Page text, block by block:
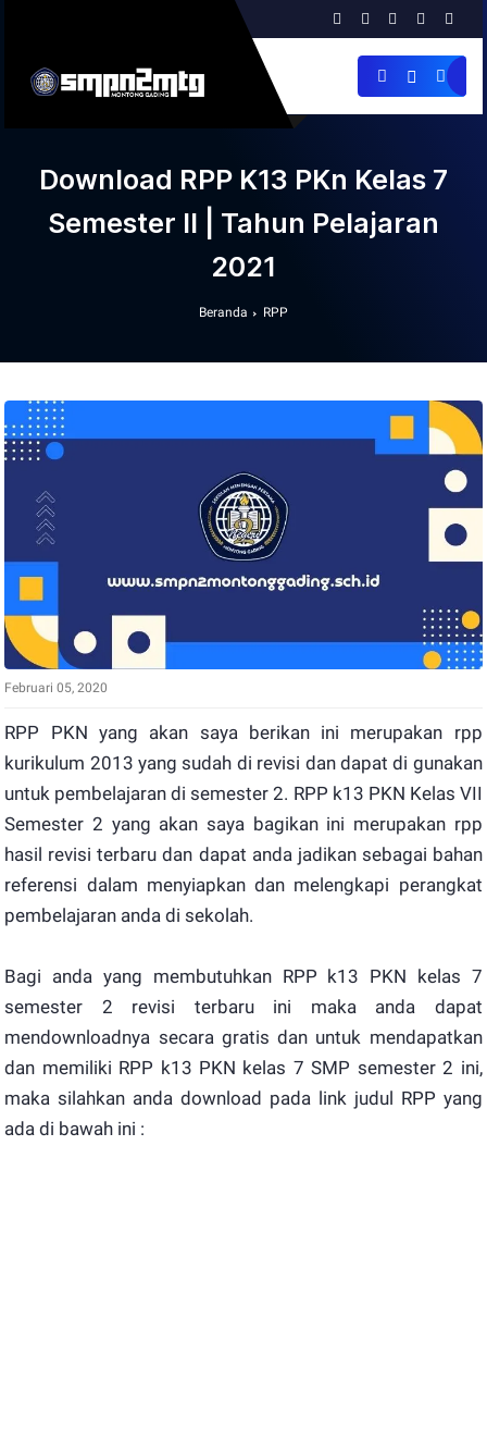
Download RPP K13 PKn Kelas 7
Semester II | Tahun Pelajaran
2021
Beranda RPP
Februari 05, 2020
RPP PKN yang akan saya berikan ini merupakan rpp
kurikulum 2013 yang sudah di revisi dan dapat di gunakan
untuk pembelajaran di semester 2. RPP k13 PKN Kelas VII
Semester 2 yang akan saya bagikan ini merupakan rpp
hasil revisi terbaru dan dapat anda jadikan sebagai bahan
referensi dalam menyiapkan dan melengkapi perangkat
pembelajaran anda di sekolah.
Bagi anda yang membutuhkan RPP k13 PKN kelas 7
semester 2 revisi terbaru ini maka anda dapat
mendownloadnya secara gratis dan untuk mendapatkan
dan memiliki RPP k13 PKN kelas 7 SMP semester 2 ini,
maka silahkan anda download pada link judul RPP yang
ada di bawah ini :